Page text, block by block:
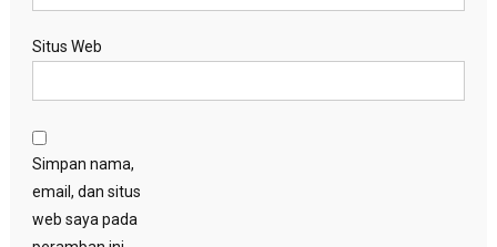
Situs Web
Simpan nama,
email, dan situs
web saya pada